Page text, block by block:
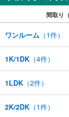
間取り
ワンルーム （1件）
1K/1DK （4件）
1LDK （2件）
2K/2DK （1件）